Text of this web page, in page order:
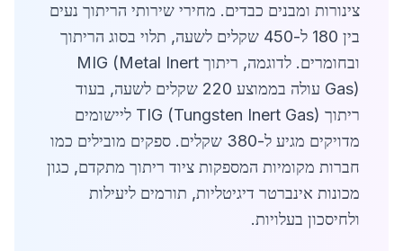
צינורות ומבנים כבדים. מחירי שירותי הריתוך נעים
בין 180 ל-450 שקלים לשעה, תלוי בסוג הריתוך
ובחומרים. לדוגמה, ריתוך MIG (Metal Inert
Gas) עולה בממוצע 220 שקלים לשעה, בעוד
ריתוך TIG (Tungsten Inert Gas) ליישומים
מדויקים מגיע ל-380 שקלים. ספקים מובילים כמו
חברות מקומיות המספקות ציוד ריתוך מתקדם, כגון
מכונות אינברטר דיגיטליות, תורמים ליעילות
ולחיסכון בעלויות.